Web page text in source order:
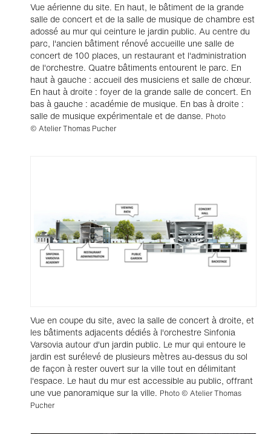
Vue aérienne du site. En haut, le bâtiment de la grande
salle de concert et de la salle de musique de chambre est
adossé au mur qui ceinture le jardin public. Au centre du
parc, l'ancien bâtiment rénové accueille une salle de
concert de 100 places, un restaurant et l'administration
de l'orchestre. Quatre bâtiments entourent le parc. En
haut à gauche : accueil des musiciens et salle de chœur.
En haut à droite : foyer de la grande salle de concert. En
bas à gauche : académie de musique. En bas à droite :
salle de musique expérimentale et de danse. Photo
© Atelier Thomas Pucher
Vue en coupe du site, avec la salle de concert à droite, et
les bâtiments adjacents dédiés à l'orchestre Sinfonia
Varsovia autour d'un jardin public. Le mur qui entoure le
jardin est surélevé de plusieurs mètres au-dessus du sol
de façon à rester ouvert sur la ville tout en délimitant
l'espace. Le haut du mur est accessible au public, offrant
une vue panoramique sur la ville. Photo © Atelier Thomas
Pucher